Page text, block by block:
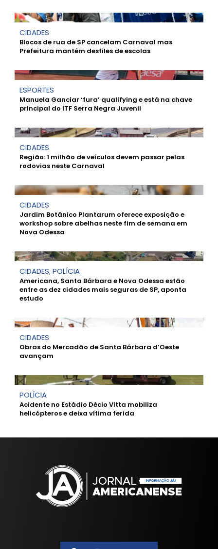
CIDADES
Blocos de rua de SP cancelam Carnaval mas
Prefeitura mantém desfiles de escolas
ESPORTES
Manuela Ganciar ‘fura’ qualifying e está na chave
principal do ITF Serra Negra Juvenil
CIDADES
Região: 1 milhão de veículos devem passar pelas
rodovias neste Carnaval
CIDADES
Jardim Botânico Plantarum oferece exposição e
workshop sobre abelhas neste fim de semana em
Nova Odessa
CIDADES,POLÍCIA
Americana, Santa Bárbara e Nova Odessa estão
entre as dez cidades mais seguras de SP, aponta
estudo
CIDADES
Obras do Mercadão de Santa Bárbara d’Oeste
avançam
POLÍCIA
Acidente no Estádio Décio Vitta mobiliza
helicópteros e deixa vítima ferida